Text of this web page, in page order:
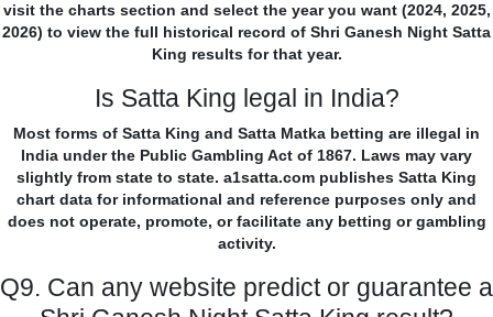
visit the charts section and select the year you want (2024, 2025,
2026) to view the full historical record of Shri Ganesh Night Satta
King results for that year.
Is Satta King legal in India?
Most forms of Satta King and Satta Matka betting are illegal in
India under the Public Gambling Act of 1867. Laws may vary
slightly from state to state. a1satta.com publishes Satta King
chart data for informational and reference purposes only and
does not operate, promote, or facilitate any betting or gambling
activity.
Q9. Can any website predict or guarantee a